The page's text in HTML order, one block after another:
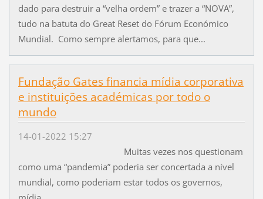
dado para destruir a “velha ordem” e trazer a “NOVA”,
tudo na batuta do Great Reset do Fórum Económico
Mundial. Como sempre alertamos, para que...
Fundação Gates financia mídia corporativa
e instituições académicas por todo o
mundo
14-01-2022 15:27
Muitas vezes nos questionam
como uma “pandemia” poderia ser concertada a nível
mundial, como poderiam estar todos os governos,